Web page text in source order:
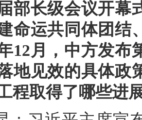
部长级会议开幕
命运共同体团结
12月，中方发布
地见效的具体政
程取得了哪些进